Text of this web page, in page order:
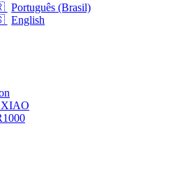
Português (Brasil)
English
XIAO